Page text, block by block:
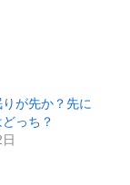
が先か？先に
っち？